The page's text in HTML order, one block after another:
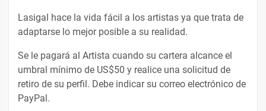
Lasigal hace la vida fácil a los artistas ya que trata de
adaptarse lo mejor posible a su realidad.
Se le pagará al Artista cuando su cartera alcance el
umbral mínimo de US$50 y realice una solicitud de
retiro de su perfil. Debe indicar su correo electrónico de
PayPal.